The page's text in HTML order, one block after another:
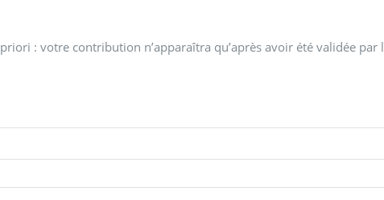
: votre contribution n’apparaîtra qu’après avoir été validée par